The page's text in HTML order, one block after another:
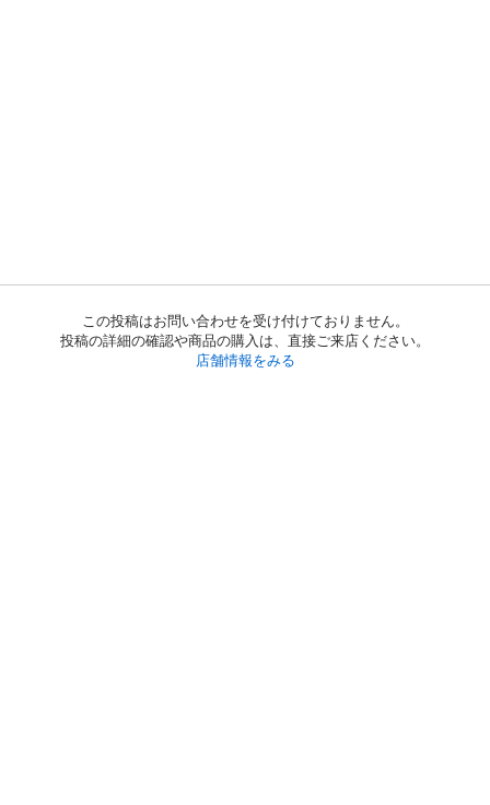
この投稿はお問い合わせを受け付けておりません。
投稿の詳細の確認や商品の購入は、直接ご来店ください。
店舗情報をみる